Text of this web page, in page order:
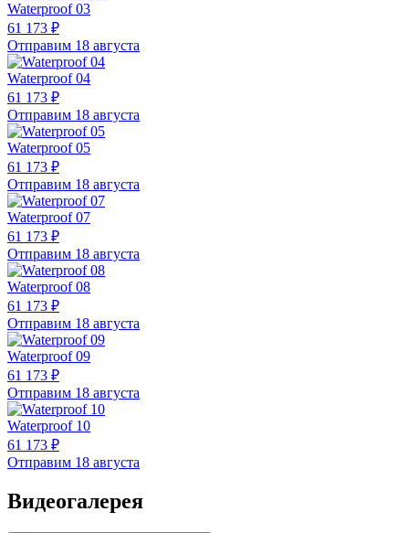
Waterproof 03
61 173 ₽
Отправим 18 августа
Waterproof 04
61 173 ₽
Отправим 18 августа
Waterproof 05
61 173 ₽
Отправим 18 августа
Waterproof 07
61 173 ₽
Отправим 18 августа
Waterproof 08
61 173 ₽
Отправим 18 августа
Waterproof 09
61 173 ₽
Отправим 18 августа
Waterproof 10
61 173 ₽
Отправим 18 августа
Видеогалерея